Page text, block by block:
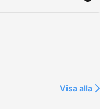
Visa alla